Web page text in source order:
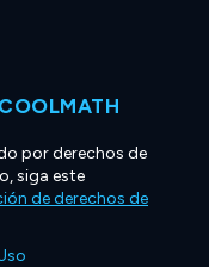
por derechos de
siga este
de derechos de